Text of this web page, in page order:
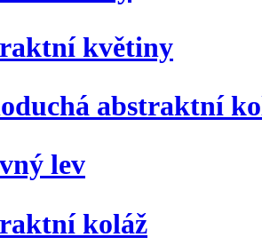
květiny
abstraktní
lev
koláž